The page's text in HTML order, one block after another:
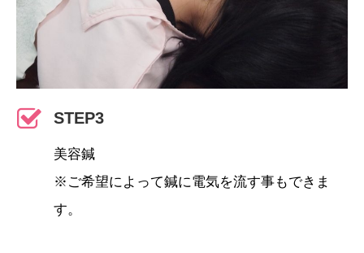
STEP3
美容鍼
※ご希望によって鍼に電気を流す事もできま
す。